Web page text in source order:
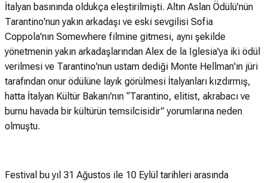
İtalyan basınında oldukça eleştirilmişti. Altın Aslan Ödülü'nün
Tarantino'nun yakın arkadaşı ve eski sevgilisi Sofia
Coppola'nın Somewhere filmine gitmesi, aynı şekilde
yönetmenin yakın arkadaşlarından Alex de la Iglesia'ya iki ödül
verilmesi ve Tarantino'nun ustam dediği Monte Hellman'ın jüri
tarafından onur ödülüne layık görülmesi İtalyanları kızdırmış,
hatta İtalyan Kültür Bakanı'nın “Tarantino, elitist, akrabacı ve
burnu havada bir kültürün temsilcisidir” yorumlarına neden
olmuştu.
Festival bu yıl 31 Ağustos ile 10 Eylül tarihleri arasında